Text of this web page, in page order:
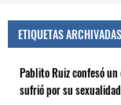
ETIQUETAS
Pablito Ruiz confesó
sufrió por su sexualidad